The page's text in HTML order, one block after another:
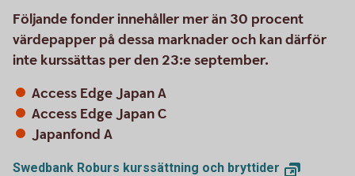
Följande fonder innehåller mer än 30 procent
värdepapper på dessa marknader och kan därför
inte kurssättas per den 23:e september.
Access Edge Japan A
Access Edge Japan C
Japanfond A
Swedbank Roburs kurssättning och bryttider